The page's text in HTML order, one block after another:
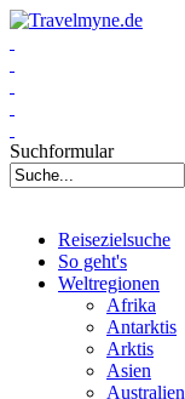
Suchformular
Reisezielsuche
So geht's
Weltregionen
Afrika
Antarktis
Arktis
Asien
Australien